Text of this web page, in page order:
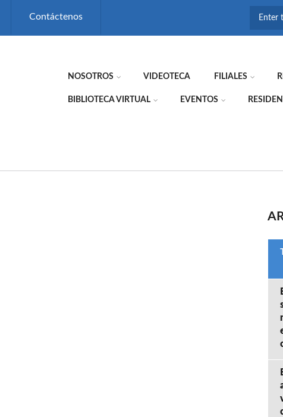
Contáctenos
NOSOTROS VIDEOTECA FILIALES
BIBLIOTECA VIRTUAL EVENTOS